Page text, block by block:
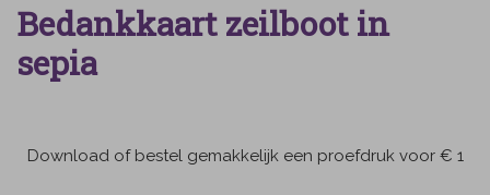
Bedankkaart zeilboot in
sepia
Download of bestel gemakkelijk een proefdruk voor € 1